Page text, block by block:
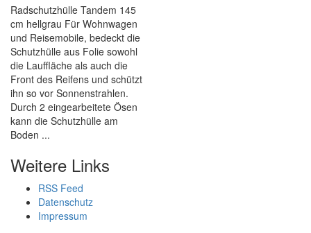
Radschutzhülle Tandem 145
cm hellgrau Für Wohnwagen
und Reisemobile, bedeckt die
Schutzhülle aus Folie sowohl
die Lauffläche als auch die
Front des Reifens und schützt
ihn so vor Sonnenstrahlen.
Durch 2 eingearbeitete Ösen
kann die Schutzhülle am
Boden ...
Weitere Links
RSS Feed
Datenschutz
Impressum